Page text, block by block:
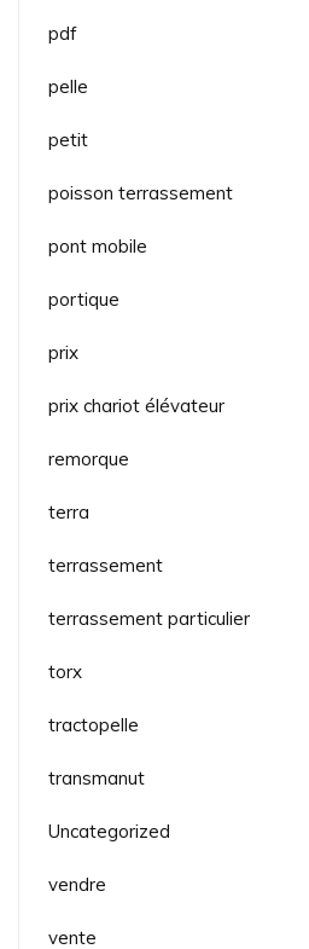
pdf
pelle
petit
poisson terrassement
pont mobile
portique
prix
prix chariot élévateur
remorque
terra
terrassement
terrassement particulier
torx
tractopelle
transmanut
Uncategorized
vendre
vente